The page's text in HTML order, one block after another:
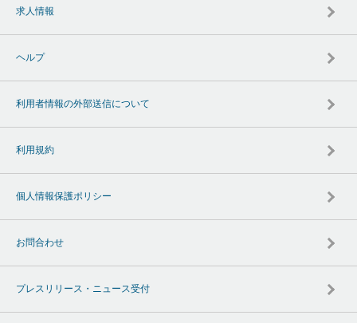
求人情報
ヘルプ
利用者情報の外部送信について
利用規約
個人情報保護ポリシー
お問合わせ
プレスリリース・ニュース受付